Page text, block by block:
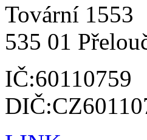
Tovární 1553
535 01
IČ:60110759